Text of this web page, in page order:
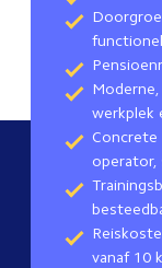
werkplek
Concrete
operator,
vanaf 10